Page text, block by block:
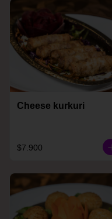
Cheese kurkuri
$7.900